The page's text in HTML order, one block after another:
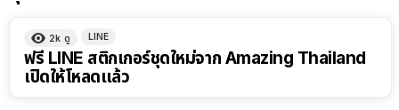
2k ดู LINE
ฟรี LINE สติกเกอร์ชุดใหม่จาก Amazing Thailand
เปิดให้โหลดแล้ว